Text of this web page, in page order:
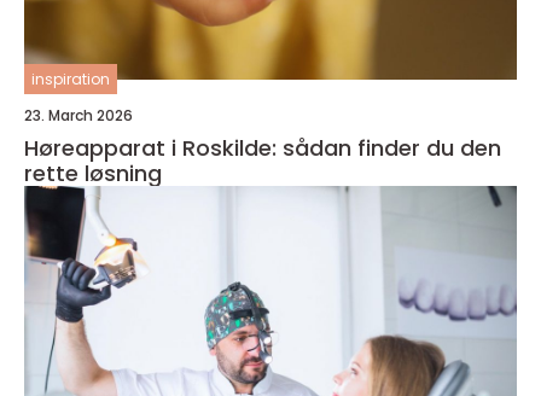
inspiration
23. March 2026
Høreapparat i Roskilde: sådan finder du den
rette løsning